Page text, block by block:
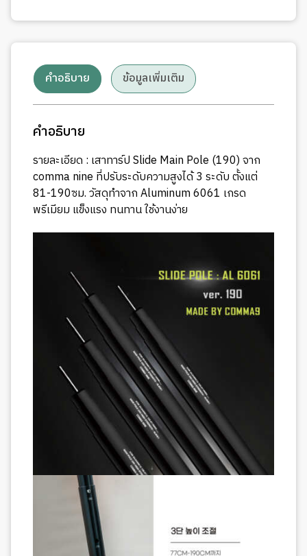
คำอธิบาย ข้อมูลเพิ่มเติม
คำอธิบาย
รายละเอียด : เสาทาร์ป Slide Main Pole (190) จาก
comma nine ที่ปรับระดับความสูงได้ 3 ระดับ ตั้งแต่
81-190ซม. วัสดุทำจาก Aluminum 6061 เกรด
พรีเมียม แข็งแรง ทนทาน ใช้งานง่าย